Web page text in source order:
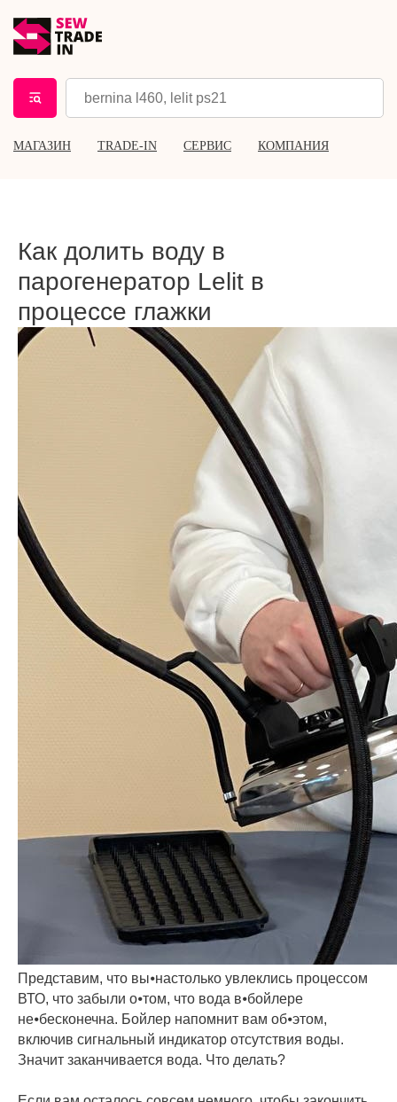
МАГАЗИН TRADE-IN СЕРВИС КОМПАНИЯ
Как долить воду в
парогенератор Lelit в
процессе глажки
Представим, что вы⦁настолько увлеклись процессом
ВТО, что забыли о⦁том, что вода в⦁бойлере
не⦁бесконечна. Бойлер напомнит вам об⦁этом,
включив сигнальный индикатор отсутствия воды.
Значит заканчивается вода. Что делать?